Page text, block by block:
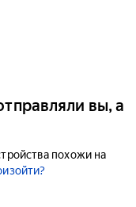
вы, а
похожи на